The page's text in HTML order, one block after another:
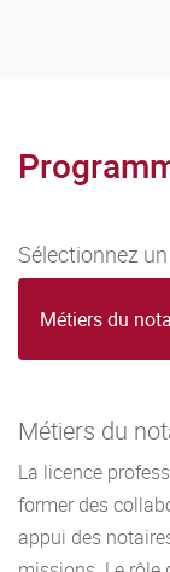
Sélectionnez
Métiers du
Métiers du
La licence
former des
appui des